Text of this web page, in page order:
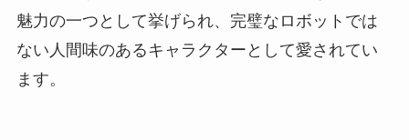
魅力の一つとして挙げられ、完璧なロボットでは
ない人間味のあるキャラクターとして愛されてい
ます。